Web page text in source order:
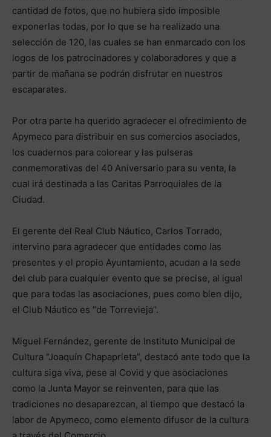
cantidad de fotos, que no hubiera sido imposible
exponerlas todas, por lo que se ha realizado una
selección de 120, las cuales se han enmarcado con los
logos de los patrocinadores y colaboradores y que a
partir de mañana se podrán disfrutar en nuestros
escaparates.
Por otra parte ha querido agradecer el ofrecimiento de
Apymeco para distribuir en sus comercios asociados,
los cuadernos para colorear y las pulseras
conmemorativas del 40 Aniversario para su venta, la
cual irá destinada a las Caritas Parroquiales de la
Ciudad.
El gerente del Real Club Náutico, Carlos Torrado,
intervino para agradecer que entidades como las
presentes y el propio Ayuntamiento, acudan a la sede
del club para cualquier evento que se precise, al igual
que para todas las asociaciones, pues como bien dijo,
el Club Náutico es “de Torrevieja”.
Miguel Fernández, gerente de Instituto Municipal de
Cultura “Joaquín Chapaprieta”, destacó ante todo que la
cultura siga viva, pese al Covid y que asociaciones
como la Junta Mayor se reinventen, para que las
tradiciones no desaparezcan, al tiempo que destacó la
labor de Apymeco, como elemento difusor de la cultura